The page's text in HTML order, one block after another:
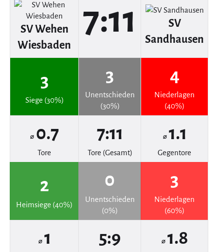
SV Wehen
Wiesbaden
7:11
SV
Sandhausen
3
Siege (30%)
3
Unentschieden
(30%)
4
Niederlagen
(40%)
⌀ 0.7
Tore
7:11
Tore (Gesamt)
⌀ 1.1
Gegentore
2
Heimsiege (40%)
0
Unentschieden
(0%)
3
Niederlagen
(60%)
⌀ 1 5:9 ⌀ 1.8